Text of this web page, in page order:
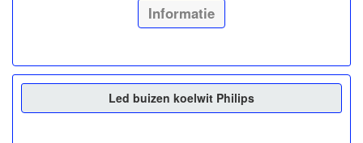
Informatie
Led buizen koelwit Philips